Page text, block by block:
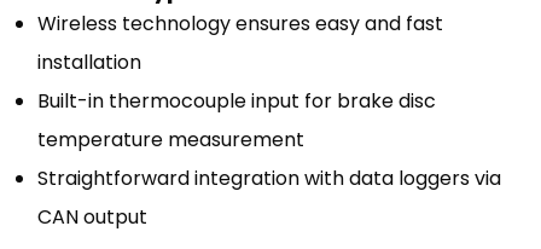
Wireless technology ensures easy and fast
installation
Built-in thermocouple input for brake disc
temperature measurement
Straightforward integration with data loggers via
CAN output